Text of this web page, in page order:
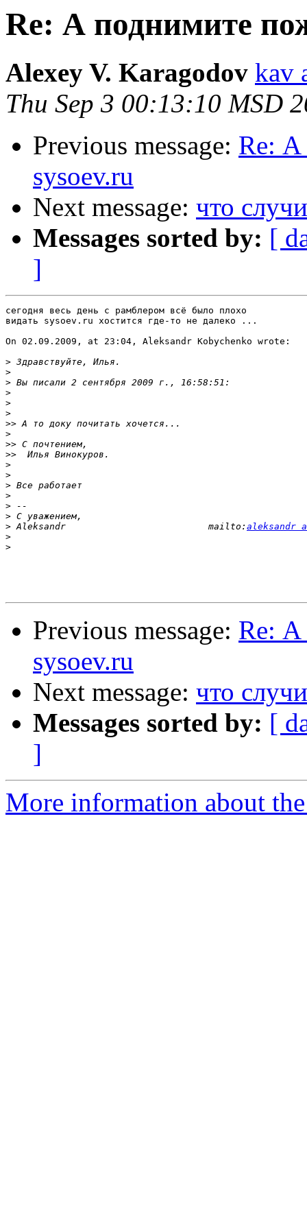
Re: А поднимите
Alexey V. Karagodov kav
Thu Sep 3 00:13:10 MSD
Previous message: Re: А
sysoev.ru
Next message: что
Messages sorted by: [
]
сегодня весь день с рамблером всё было плохо
видать sysoev.ru хостится где-то не далеко ...
On 02.09.2009, at 23:04, Aleksandr Kobychenko wrote:
>
>
>
>
>
>
>>
>
>>
>>
>
>
>
>
>
>
> Aleksandr                          mailto: aleksandr
>
>
Previous message: Re: А
sysoev.ru
Next message: что
Messages sorted by: [
]
More information about